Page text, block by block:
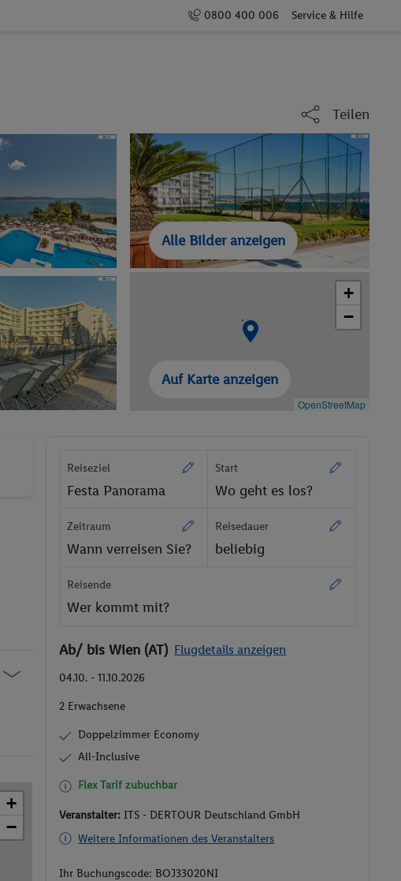
0800 400 006 Service & Hilfe
Teilen
Alle Bilder anzeigen
+
−
OpenStreetMap
Auf Karte anzeigen
+
−
Reiseziel
Festa Panorama
Start
Wo geht es los?
Zeitraum
Wann verreisen Sie?
Reisedauer
beliebig
Reisende
Wer kommt mit?
Ab/ bis Wien (AT) Flugdetails anzeigen
04.10. - 11.10.2026
2 Erwachsene
Doppelzimmer Economy
All-Inclusive
Flex Tarif zubuchbar
Veranstalter:ITS - DERTOUR Deutschland GmbH
Weitere Informationen des Veranstalters
Ihr Buchungscode:BOJ33020NI